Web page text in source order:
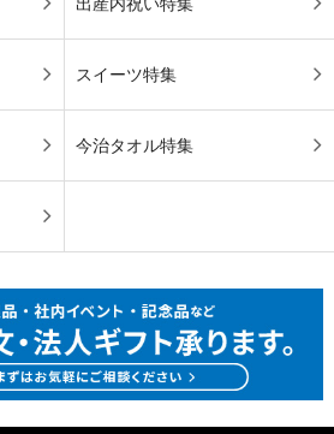
出産内祝い特集
スイーツ特集
今治タオル特集